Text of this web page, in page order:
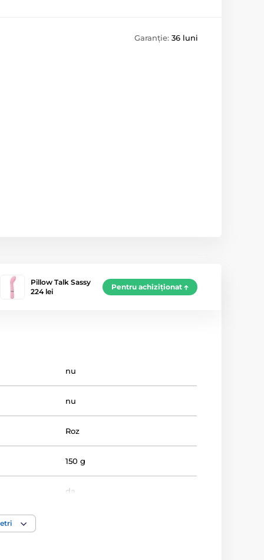
Garanție: 36 luni
Pillow Talk Sassy
224 lei
Pentru achiziționat
nu
nu
Roz
150 g
da